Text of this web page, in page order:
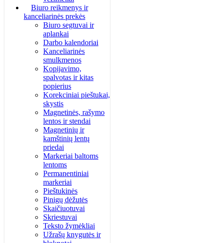
Biuro reikmenys ir
kanceliarinės prekės
Biuro segtuvai ir
aplankai
Darbo kalendoriai
Kanceliarinės
smulkmenos
Kopijavimo,
spalvotas ir kitas
popierius
Korekciniai pieštukai,
skystis
Magnetinės, rašymo
lentos ir stendai
Magnetinių ir
kamštinių lentų
priedai
Markeriai baltoms
lentoms
Permanentiniai
markeriai
Pieštukinės
Pinigų dėžutės
Skaičiuotuvai
Skriestuvai
Teksto žymėkliai
Užrašų knygutės ir